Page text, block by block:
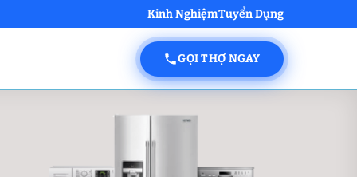
Kinh NghiệmTuyển Dụng
GỌI THỢ NGAY